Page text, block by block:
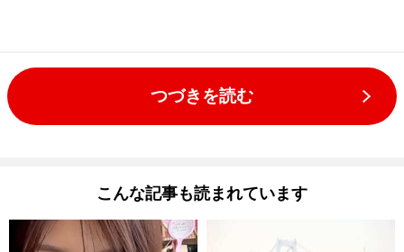
つづきを読む
こんな記事も読まれています